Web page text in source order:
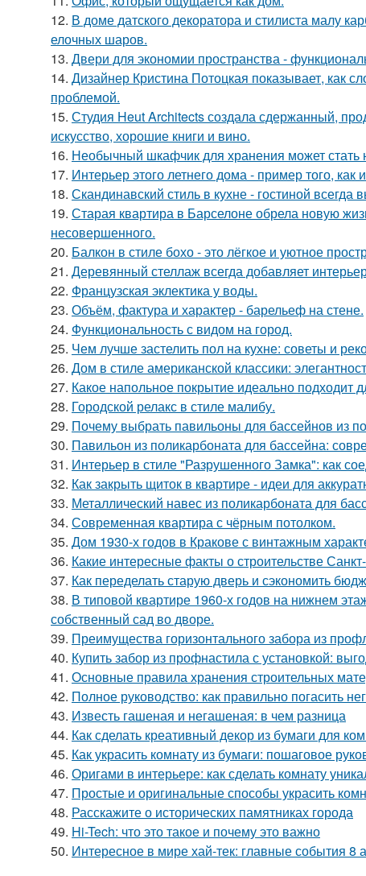
12. В доме датского декоратора и стилиста малу
елочных шаров.
13. Двери для экономии пространства -
14. Дизайнер Кристина Потоцкая показывает, как
проблемой.
15. Студия Heut Architects создала сдержанный,
искусство, хорошие книги и вино.
16. Необычный шкафчик для хранения может стать
17. Интерьер этого летнего дома - пример того,
18. Скандинавский стиль в кухне - гостиной всегда
19. Старая квартира в Барселоне обрела новую
несовершенного.
20. Балкон в стиле бохо - это лёгкое и уютное
21. Деревянный стеллаж всегда добавляет
22. Французская эклектика у воды.
23. Объём, фактура и характер - барельеф на стене.
24. Функциональность с видом на город.
25. Чем лучше застелить пол на кухне: советы и
26. Дом в стиле американской классики:
27. Какое напольное покрытие идеально подходит
28. Городской релакс в стиле малибу.
29. Почему выбрать павильоны для бассейнов из
30. Павильон из поликарбоната для бассейна:
31. Интерьер в стиле "Разрушенного Замка": как
32. Как закрыть щиток в квартире - идеи для
33. Металлический навес из поликарбоната для
34. Современная квартира с чёрным потолком.
35. Дом 1930-х годов в Кракове с винтажным
36. Какие интересные факты о строительстве
37. Как переделать старую дверь и сэкономить
38. В типовой квартире 1960-х годов на нижнем
собственный сад во дворе.
39. Преимущества горизонтального забора из
40. Купить забор из профнастила с установкой:
41. Основные правила хранения строительных
42. Полное руководство: как правильно погасить
43. Известь гашеная и негашеная: в чем разница
44. Как сделать креативный декор из бумаги для
45. Как украсить комнату из бумаги: пошаговое
46. Оригами в интерьере: как сделать комнату
47. Простые и оригинальные способы украсить
48. Расскажите о исторических памятниках города
49. Hi-Tech: что это такое и почему это важно
50. Интересное в мире хай-тек: главные события 8